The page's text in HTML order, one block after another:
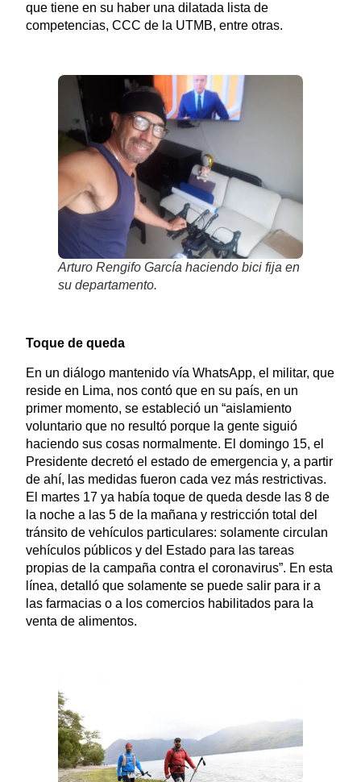
que tiene en su haber una dilatada lista de
competencias, CCC de la UTMB, entre otras.
Arturo Rengifo García haciendo bici fija en
su departamento.
Toque de queda
En un diálogo mantenido vía WhatsApp, el militar, que
reside en Lima, nos contó que en su país, en un
primer momento, se estableció un “aislamiento
voluntario que no resultó porque la gente siguió
haciendo sus cosas normalmente. El domingo 15, el
Presidente decretó el estado de emergencia y, a partir
de ahí, las medidas fueron cada vez más restrictivas.
El martes 17 ya había toque de queda desde las 8 de
la noche a las 5 de la mañana y restricción total del
tránsito de vehículos particulares: solamente circulan
vehículos públicos y del Estado para las tareas
propias de la campaña contra el coronavirus”. En esta
línea, detalló que solamente se puede salir para ir a
las farmacias o a los comercios habilitados para la
venta de alimentos.